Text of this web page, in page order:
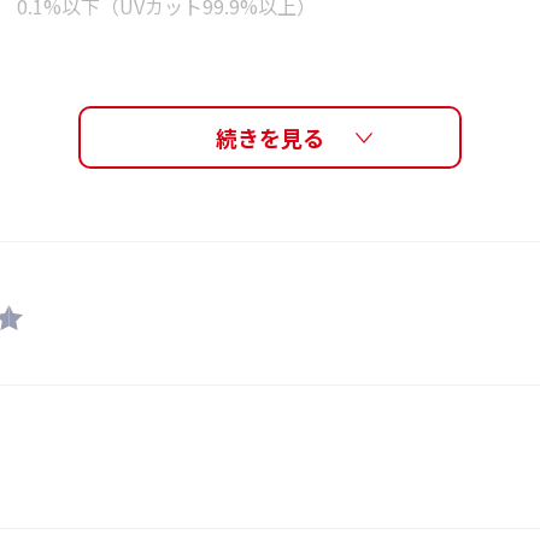
0.1%以下（UVカット99.9%以上）
クッション：抗菌エラストマー
ベルトアジャスター : ポリカーボネート
鼻ベルト : エラストマー
きません)